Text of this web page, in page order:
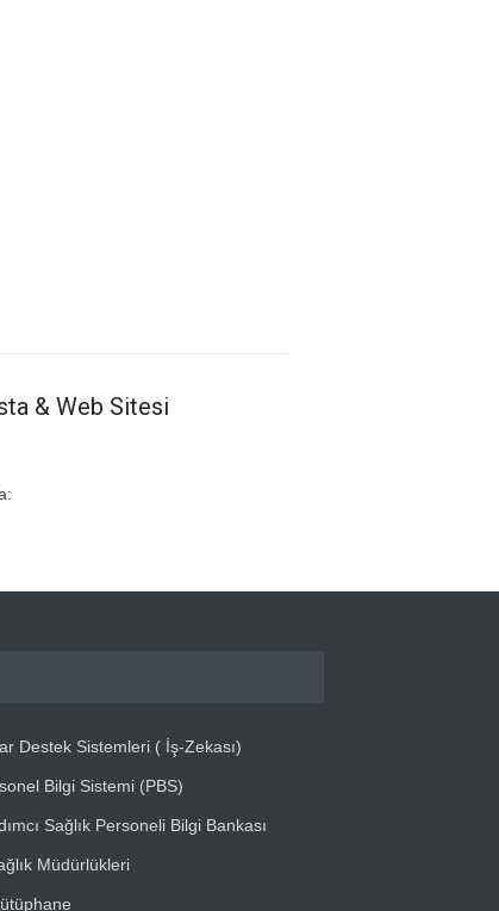
& Web Sitesi
Destek Sistemleri ( İş-Zekası)
Bilgi Sistemi (PBS)
Sağlık Personeli Bilgi Bankası
Müdürlükleri